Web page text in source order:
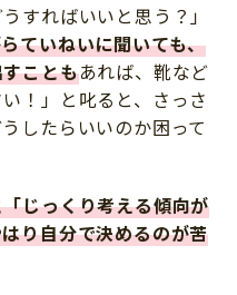
すればいいと思う？」
ていねいに聞いても、
こともあれば、靴など
！」と叱ると、さっさ
したらいいのか困って
じっくり考える傾向が
り自分で決めるのが苦